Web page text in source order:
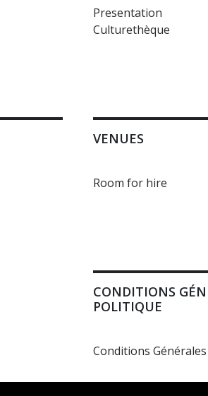
Presentation
Culturethèque
VENUES
Room for hire
CONDITIONS
POLITIQUE
Conditions